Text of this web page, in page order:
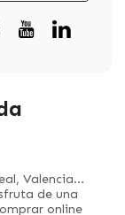
Valencia...
de una
online